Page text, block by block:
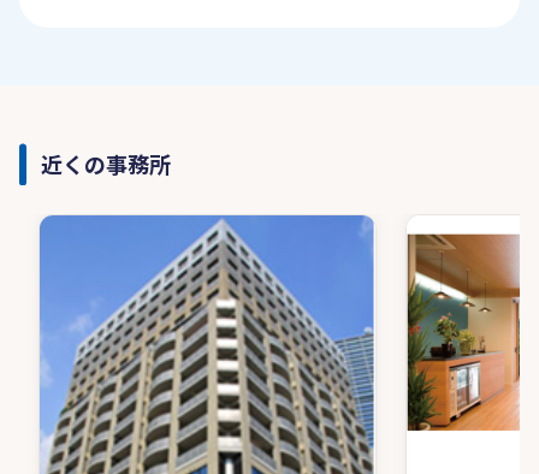
近くの事務所